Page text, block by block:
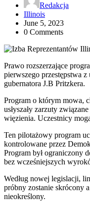
Redakcja
Illinois
June 5, 2023
0 Comments
Prawo rozszerzające
pierwszego przestępstwa
gubernatora J.B Pritzkera.
Program o którym mowa,
usłyszały zarzuty
więzienia. Uczestnicy
Ten pilotażowy program
kontrolowane przez
Program był ograniczony
bez wcześniejszych
Według nowej legislacji,
próbny zostanie skrócony
nieokreślony.